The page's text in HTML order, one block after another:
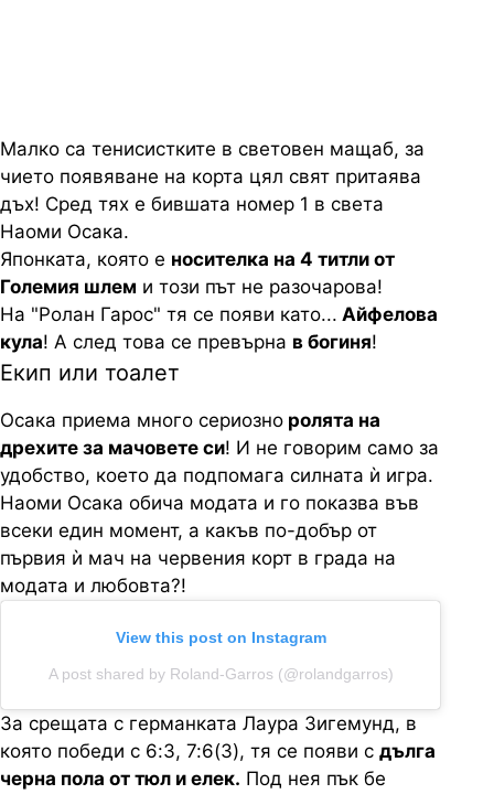
Малко са тенисистките в световен мащаб, за
чието появяване на корта цял свят притаява
дъх! Сред тях е бившата номер 1 в света
Наоми Осака.
Японката, която е носителка на 4 титли от
Големия шлем и този път не разочарова!
На "Ролан Гарос" тя се появи като... Айфелова
кула! А след това се превърна в богиня!
Екип или тоалет
Осака приема много сериозно ролята на
дрехите за мачовете си! И не говорим само за
удобство, което да подпомага силната ѝ игра.
Наоми Осака обича модата и го показва във
всеки един момент, а какъв по-добър от
първия ѝ мач на червения корт в града на
модата и любовта?!
View this post on Instagram
A post shared by Roland-Garros (@rolandgarros)
За срещата с германката Лаура Зигемунд, в
която победи с 6:3, 7:6(3), тя се появи с дълга
черна пола от тюл и елек. Под нея пък бе